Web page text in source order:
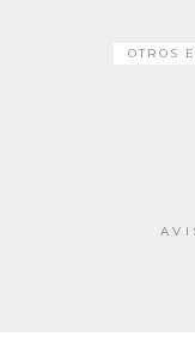
OTROS